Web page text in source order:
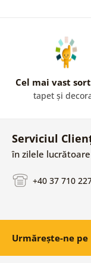
Cel mai vast
tapet și
Serviciul
în zilele
+40 37 710
Urmărește-ne pe